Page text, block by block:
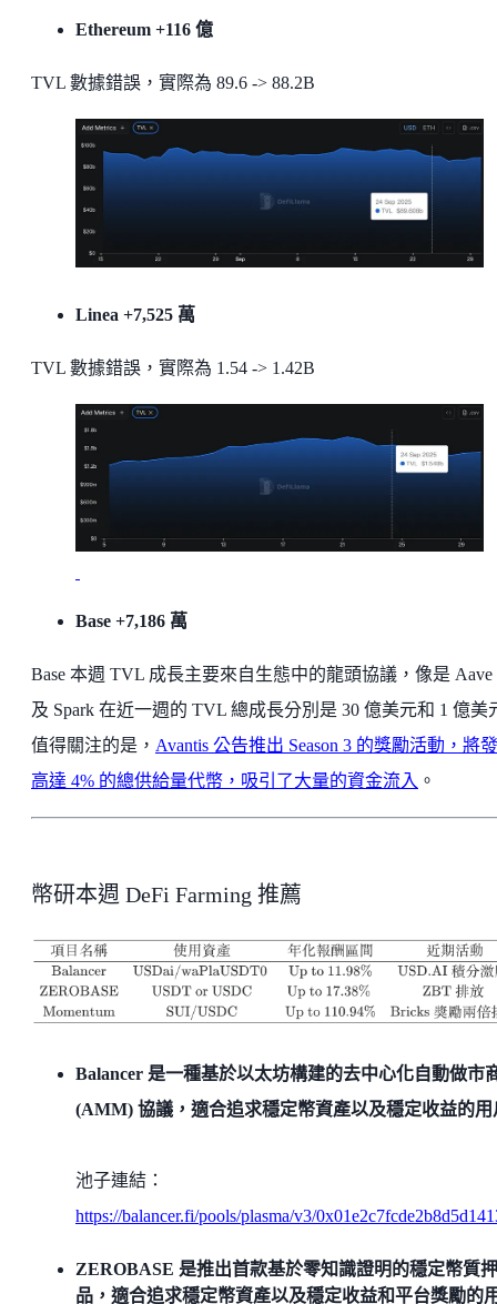
Ethereum +116 億
TVL 數據錯誤，實際為 89.6 -> 88.2B
Linea +7,525 萬
TVL 數據錯誤，實際為 1.54 -> 1.42B
Base +7,186 萬
Base 本週 TVL 成長主要來自生態中的龍頭協議，像是 Aave
及 Spark 在近一週的 TVL 總成長分別是 30 億美元和 1 億美
值得關注的是， Avantis 公告推出 Season 3 的獎勵活動，將
高達 4% 的總供給量代幣，吸引了大量的資金流入 。
幣研本週 DeFi Farming 推薦
Balancer 是一種基於以太坊構建的去中心化自動做市
(AMM) 協議，適合追求穩定幣資產以及穩定收益的用
池子連結：
https://balancer.fi/pools/plasma/v3/
ZEROBASE 是推出首款基於零知識證明的穩定幣質
品，適合追求穩定幣資產以及穩定收益和平台獎勵的